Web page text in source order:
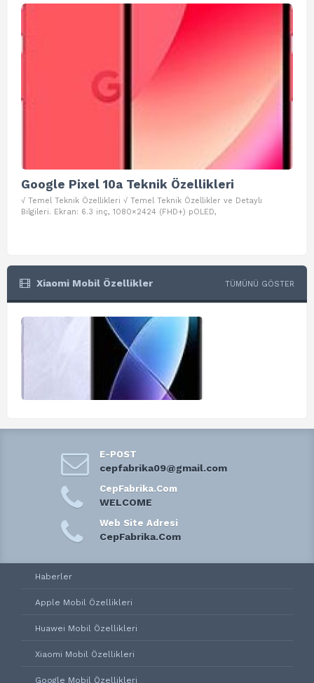
Google Pixel 10a Teknik Özellikleri
√ Temel Teknik Özellikleri √ Temel Teknik Özellikler ve Detaylı
Bilgileri. Ekran: 6.3 inç, 1080×2424 (FHD+) pOLED,
Xiaomi Mobil Özellikler TÜMÜNÜ GÖSTER
E-POST
cepfabrika09@gmail.com
CepFabrika.Com
WELCOME
Web Site Adresi
CepFabrika.Com
Haberler
Apple Mobil Özellikleri
Huawei Mobil Özellikleri
Xiaomi Mobil Özellikleri
Google Mobil Özellikleri